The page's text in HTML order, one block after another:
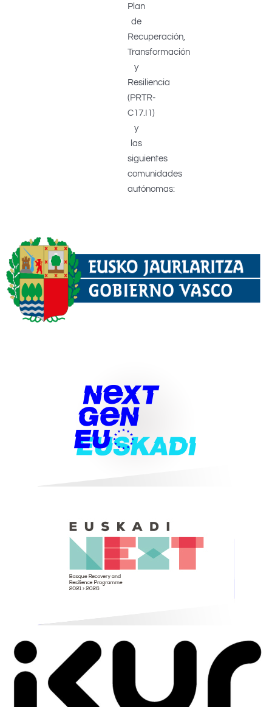
Plan
de
Recuperación,
Transformación
y
Resiliencia
(PRTR-
C17.I1)
y
las
siguientes
comunidades
autónomas: